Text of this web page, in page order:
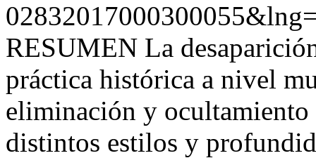
RESUMEN La
práctica histórica a nivel
eliminación y
distintos estilos y